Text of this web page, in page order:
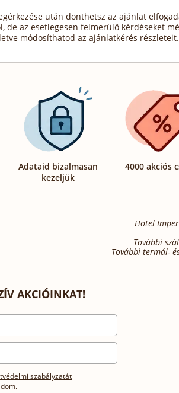
után dönthetsz az ajánlat
de az esetlegesen felmerülő kérdéseket
módosíthatod az ajánlatkérés részleteit.
Adataid bizalmasan
kezeljük
4000 akciós
Hotel
További
További termál-
AKCIÓINKAT!
szabályzatát